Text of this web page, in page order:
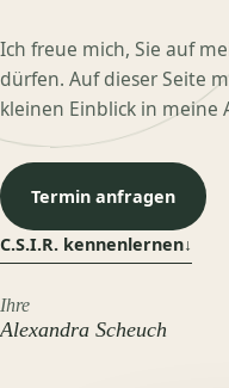
Ich freue mich, Sie auf
dürfen. Auf dieser Seite
kleinen Einblick in meine
Termin anfragen
C.S.I.R. kennenlernen↓
Ihre
Alexandra Scheuch